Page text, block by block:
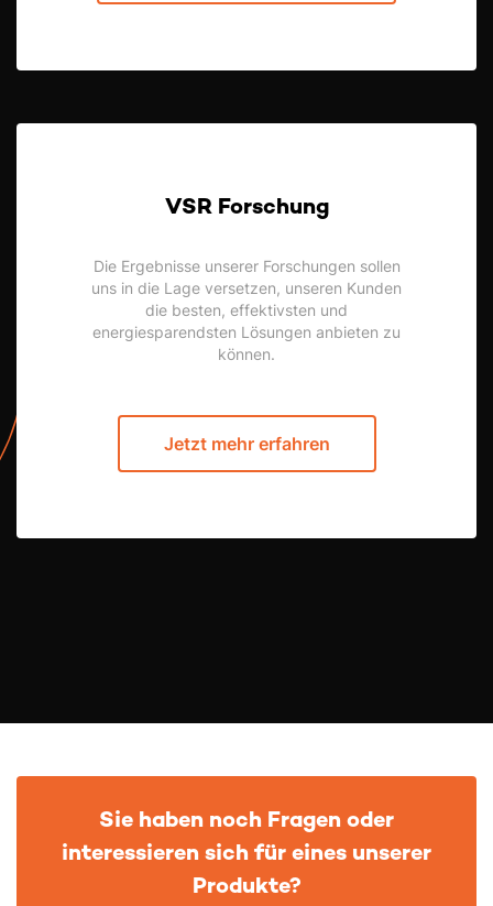
VSR Forschung
Die Ergebnisse unserer Forschungen sollen
uns in die Lage versetzen, unseren Kunden
die besten, effektivsten und
energiesparendsten Lösungen anbieten zu
können.
Jetzt mehr erfahren
Sie haben noch Fragen oder
interessieren sich für eines unserer
Produkte?